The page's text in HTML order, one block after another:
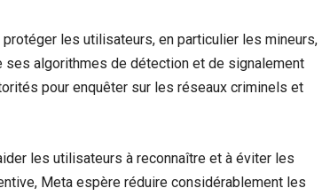
les utilisateurs, en particulier les mineurs,
ses algorithmes de détection et de signalement
pour enquêter sur les réseaux criminels et
les utilisateurs à reconnaître et à éviter les
Meta espère réduire considérablement les